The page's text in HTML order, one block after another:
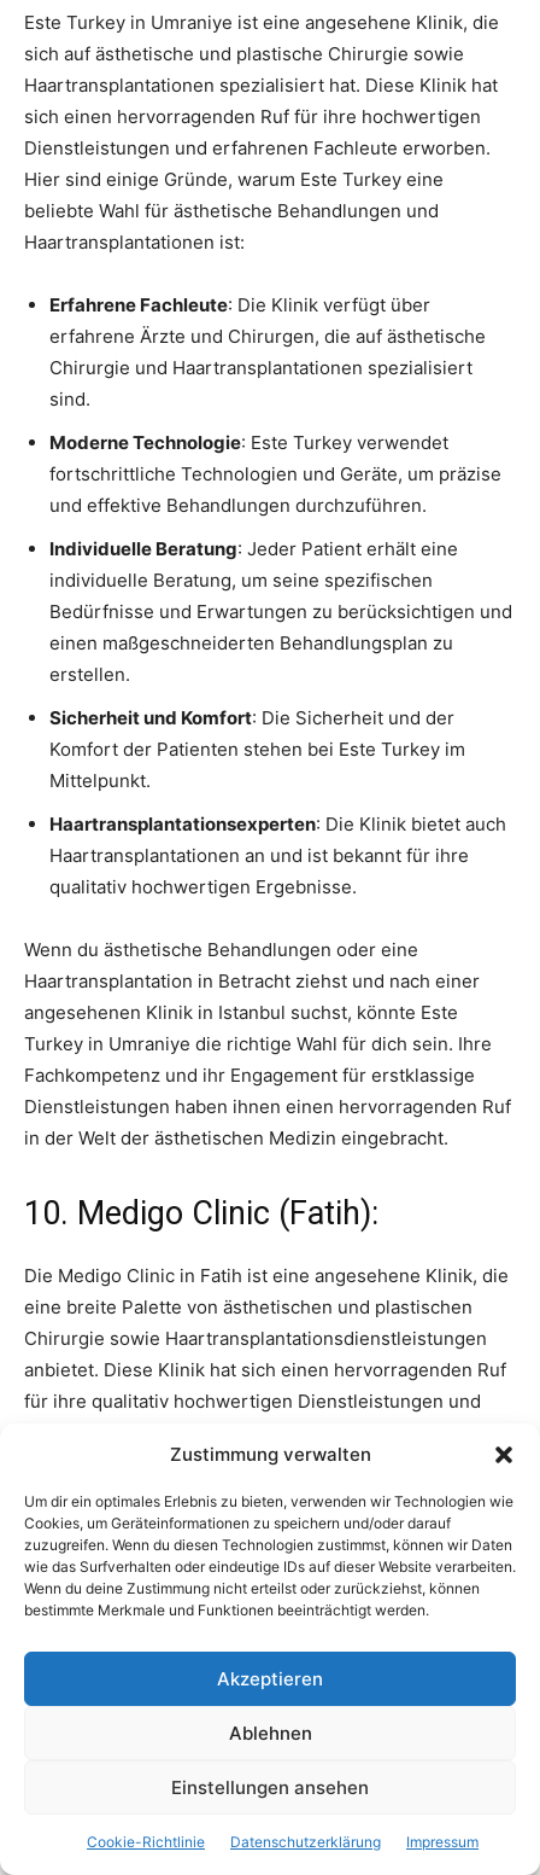
Zustimmung verwalten
Um dir ein optimales Erlebnis zu bieten, verwenden wir Technologien wie
Cookies, um Geräteinformationen zu speichern und/oder darauf
zuzugreifen. Wenn du diesen Technologien zustimmst, können wir Daten
wie das Surfverhalten oder eindeutige IDs auf dieser Website verarbeiten.
Wenn du deine Zustimmung nicht erteilst oder zurückziehst, können
bestimmte Merkmale und Funktionen beeinträchtigt werden.
Akzeptieren
Ablehnen
Einstellungen ansehen
Cookie-Richtlinie Datenschutzerklärung Impressum
Este Turkey in Umraniye ist eine angesehene Klinik, die
sich auf ästhetische und plastische Chirurgie sowie
Haartransplantationen spezialisiert hat. Diese Klinik hat
sich einen hervorragenden Ruf für ihre hochwertigen
Dienstleistungen und erfahrenen Fachleute erworben.
Hier sind einige Gründe, warum Este Turkey eine
beliebte Wahl für ästhetische Behandlungen und
Haartransplantationen ist:
Erfahrene Fachleute: Die Klinik verfügt über
erfahrene Ärzte und Chirurgen, die auf ästhetische
Chirurgie und Haartransplantationen spezialisiert
sind.
Moderne Technologie: Este Turkey verwendet
fortschrittliche Technologien und Geräte, um präzise
und effektive Behandlungen durchzuführen.
Individuelle Beratung: Jeder Patient erhält eine
individuelle Beratung, um seine spezifischen
Bedürfnisse und Erwartungen zu berücksichtigen und
einen maßgeschneiderten Behandlungsplan zu
erstellen.
Sicherheit und Komfort: Die Sicherheit und der
Komfort der Patienten stehen bei Este Turkey im
Mittelpunkt.
Haartransplantationsexperten: Die Klinik bietet auch
Haartransplantationen an und ist bekannt für ihre
qualitativ hochwertigen Ergebnisse.
Wenn du ästhetische Behandlungen oder eine
Haartransplantation in Betracht ziehst und nach einer
angesehenen Klinik in Istanbul suchst, könnte Este
Turkey in Umraniye die richtige Wahl für dich sein. Ihre
Fachkompetenz und ihr Engagement für erstklassige
Dienstleistungen haben ihnen einen hervorragenden Ruf
in der Welt der ästhetischen Medizin eingebracht.
10. Medigo Clinic (Fatih):
Die Medigo Clinic in Fatih ist eine angesehene Klinik, die
eine breite Palette von ästhetischen und plastischen
Chirurgie sowie Haartransplantationsdienstleistungen
anbietet. Diese Klinik hat sich einen hervorragenden Ruf
für ihre qualitativ hochwertigen Dienstleistungen und
warum die Medigo Clinic eine beliebte Wahl für
ästhetische Behandlungen und Haartransplantationen ist:
Erfahrene Fachleute: Die Klinik verfügt über
erfahrene Ärzte und Chirurgen, die auf ästhetische
Chirurgie und Haartransplantationen spezialisiert
sind.
: Die Medigo Clinic verwendet
fortschrittliche Technologien und Geräte, um präzise
Individuelle Beratung: Jeder Patient erhält eine
individuelle Beratung, um seine spezifischen